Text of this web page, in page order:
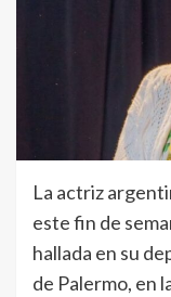
La actriz
este fin de
hallada en su
de Palermo, en